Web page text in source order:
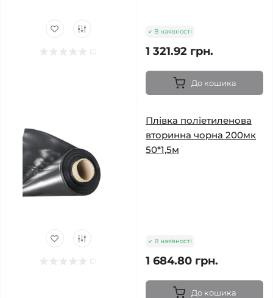
В наявності
1 321.92 грн.
До кошика
Плівка поліетиленова
вторинна чорна 200мк
50*1,5м
В наявності
1 684.80 грн.
До кошика